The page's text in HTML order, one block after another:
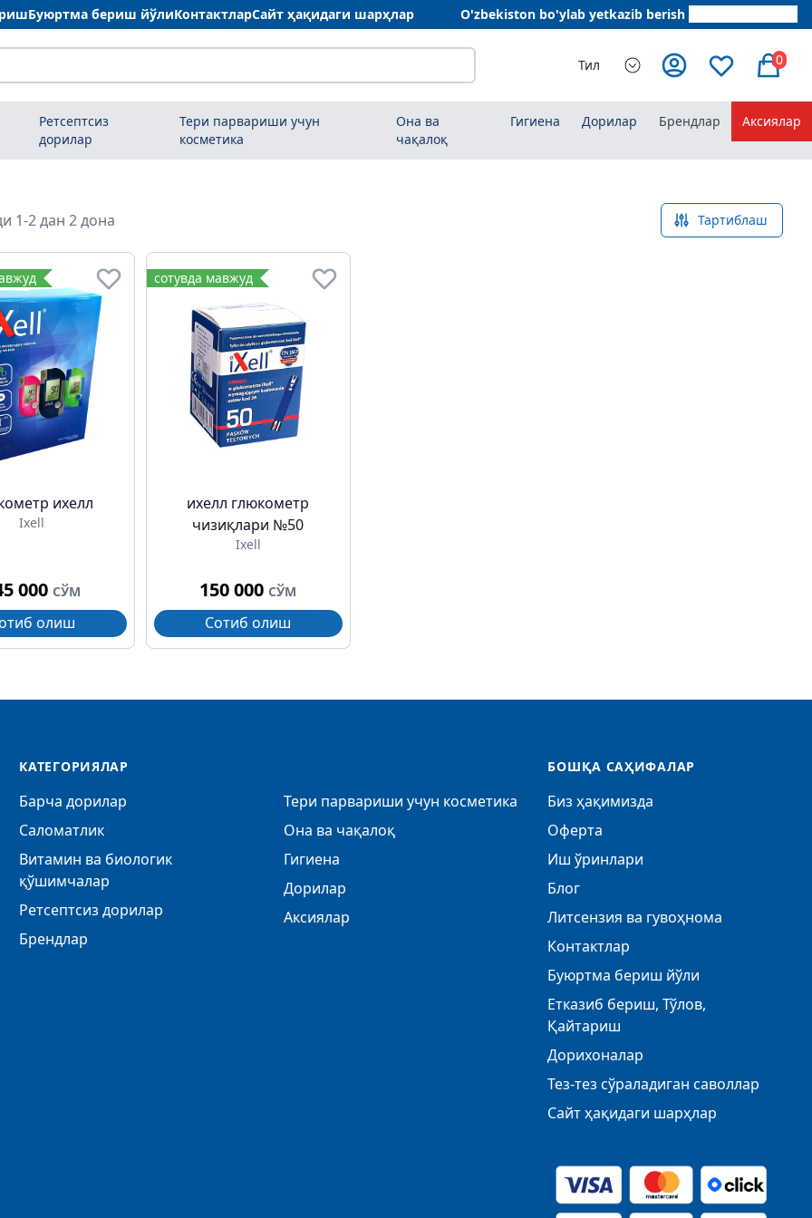
Буюртма бериш йўлиКонтактларСайт ҳақидаги шарҳлар O'zbekiston bo'ylab yetkazib berish
Тил 0
Ретсептсиз
дорилар
Тери парвариши учун
косметика
Она ва
чақалоқ
Гигиена Дорилар Брендлар Аксиялар
1-2 дан 2 дона Тартиблаш
ихелл
Ixell
000 СЎМ
олиш
сотувда мавжуд
ихелл глюкометр
чизиқлари №50
Ixell
150 000 СЎМ
Сотиб олиш
КАТЕГОРИЯЛАР
Барча дорилар
Саломатлик
Витамин ва биологик
қўшимчалар
Ретсептсиз дорилар
Брендлар
Тери парвариши учун косметика
Она ва чақалоқ
Гигиена
Дорилар
Аксиялар
БОШҚА САҲИФАЛАР
Биз ҳақимизда
Оферта
Иш ўринлари
Блог
Литсензия ва гувоҳнома
Контактлар
Буюртма бериш йўли
Етказиб бериш, Тўлов,
Қайтариш
Дорихоналар
Тез-тез сўраладиган саволлар
Сайт ҳақидаги шарҳлар